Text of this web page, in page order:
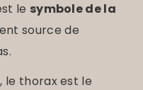
le symbole de la
source de
le thorax est le